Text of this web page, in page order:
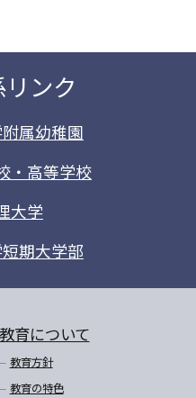
ンク
属幼稚園
・高等学校
大学
期大学部
教育について
教育方針
教育の特色